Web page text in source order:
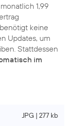
1,99
keine
Updates, um
Stattdessen
im
JPG | 277 kb